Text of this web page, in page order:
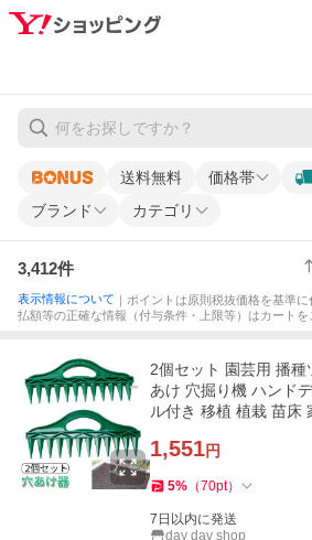
送料無料 価格帯
ブランド カテゴリ
3,412件
表示情報について ｜ポイントは原則税抜価格を基準
払額等の正確な情報（付与条件・上限等）はカート
2個セット 園芸用 播
あけ 穴掘り機 ハンド
ル付き 移植 植栽 苗床
1,551円
5% （70pt）
7日以内に発送
day day shop